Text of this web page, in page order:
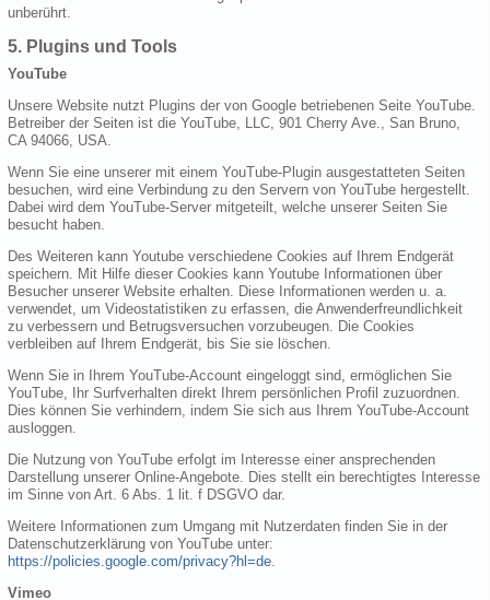
unberührt.
5. Plugins und Tools
YouTube
Unsere Website nutzt Plugins der von Google betriebenen Seite YouTube.
Betreiber der Seiten ist die YouTube, LLC, 901 Cherry Ave., San Bruno,
CA 94066, USA.
Wenn Sie eine unserer mit einem YouTube-Plugin ausgestatteten Seiten
besuchen, wird eine Verbindung zu den Servern von YouTube hergestellt.
Dabei wird dem YouTube-Server mitgeteilt, welche unserer Seiten Sie
besucht haben.
Des Weiteren kann Youtube verschiedene Cookies auf Ihrem Endgerät
speichern. Mit Hilfe dieser Cookies kann Youtube Informationen über
Besucher unserer Website erhalten. Diese Informationen werden u. a.
verwendet, um Videostatistiken zu erfassen, die Anwenderfreundlichkeit
zu verbessern und Betrugsversuchen vorzubeugen. Die Cookies
verbleiben auf Ihrem Endgerät, bis Sie sie löschen.
Wenn Sie in Ihrem YouTube-Account eingeloggt sind, ermöglichen Sie
YouTube, Ihr Surfverhalten direkt Ihrem persönlichen Profil zuzuordnen.
Dies können Sie verhindern, indem Sie sich aus Ihrem YouTube-Account
ausloggen.
Die Nutzung von YouTube erfolgt im Interesse einer ansprechenden
Darstellung unserer Online-Angebote. Dies stellt ein berechtigtes Interesse
im Sinne von Art. 6 Abs. 1 lit. f DSGVO dar.
Weitere Informationen zum Umgang mit Nutzerdaten finden Sie in der
Datenschutzerklärung von YouTube unter:
https://policies.google.com/privacy?hl=de
Vimeo